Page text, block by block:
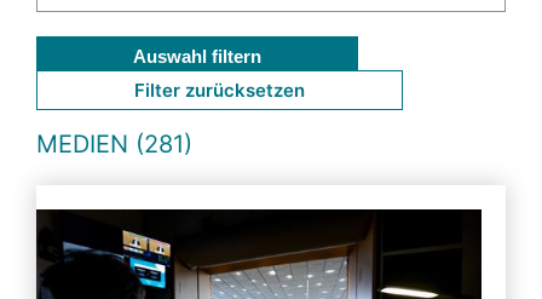
Auswahl filtern
Filter zurücksetzen
MEDIEN (281)